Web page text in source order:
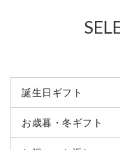
誕生日ギフト
お歳暮・冬ギフト